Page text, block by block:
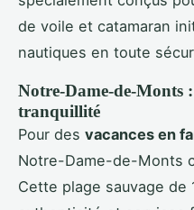
de voile et catamaran
nautiques en toute
Notre-Dame-de-Monts
tranquillité
Pour des vacances en
Notre-Dame-de-Monts
Cette plage sauvage de